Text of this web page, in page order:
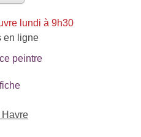
lundi à 9h30
en ligne
peintre
Havre